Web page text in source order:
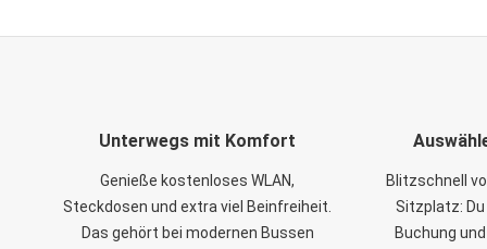
Unterwegs mit Komfort
Genieße kostenloses WLAN,
Steckdosen und extra viel Beinfreiheit.
Das gehört bei modernen Bussen
Blitzschnell
Sitzplatz:
Buchung